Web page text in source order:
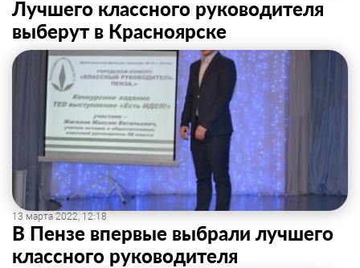
Лучшего классного руководителя
выберут в Красноярске
13 марта 2022, 12:18
В Пензе впервые выбрали лучшего
классного руководителя